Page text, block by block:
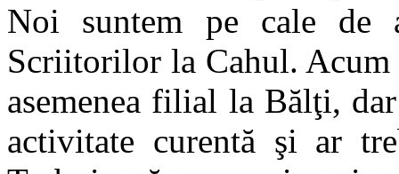
Noi suntem pe cale
Scriitorilor la Cahul. Acum
asemenea filial la Bălţi,
activitate curentă şi ar